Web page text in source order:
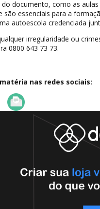
documento, como as
são essenciais para a
autoescola credenciada
irregularidade ou
0800 643 73 73.
nas redes sociais: